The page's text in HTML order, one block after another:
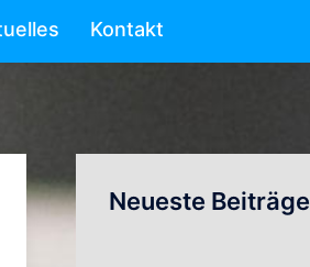
Kontakt
Neueste Beiträge